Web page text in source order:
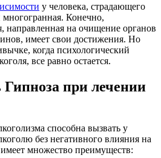
у человека, страдающего
многогранная. Конечно,
направленная на очищение органов
имеет свои достижения. Но
когда психологический
все равно остается.
при лечении
способна вызвать у
без негативного влияния на
множество преимуществ: